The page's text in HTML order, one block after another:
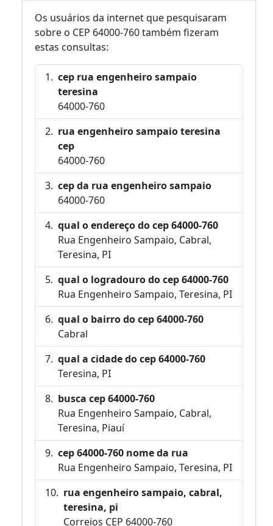
Os usuários da internet que pesquisaram
sobre o CEP 64000-760 também fizeram
estas consultas:
cep rua engenheiro sampaio
teresina
64000-760
rua engenheiro sampaio teresina
cep
64000-760
cep da rua engenheiro sampaio
64000-760
qual o endereço do cep 64000-760
Rua Engenheiro Sampaio, Cabral,
Teresina, PI
qual o logradouro do cep 64000-760
Rua Engenheiro Sampaio, Teresina, PI
qual o bairro do cep 64000-760
Cabral
qual a cidade do cep 64000-760
Teresina, PI
busca cep 64000-760
Rua Engenheiro Sampaio, Cabral,
Teresina, Piauí
cep 64000-760 nome da rua
Rua Engenheiro Sampaio, Teresina, PI
rua engenheiro sampaio, cabral,
teresina, pi
Correios CEP 64000-760